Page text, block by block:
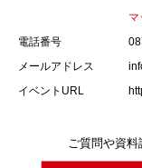
マ
電話番号
メールアドレス
イベントURL
ご質問や資